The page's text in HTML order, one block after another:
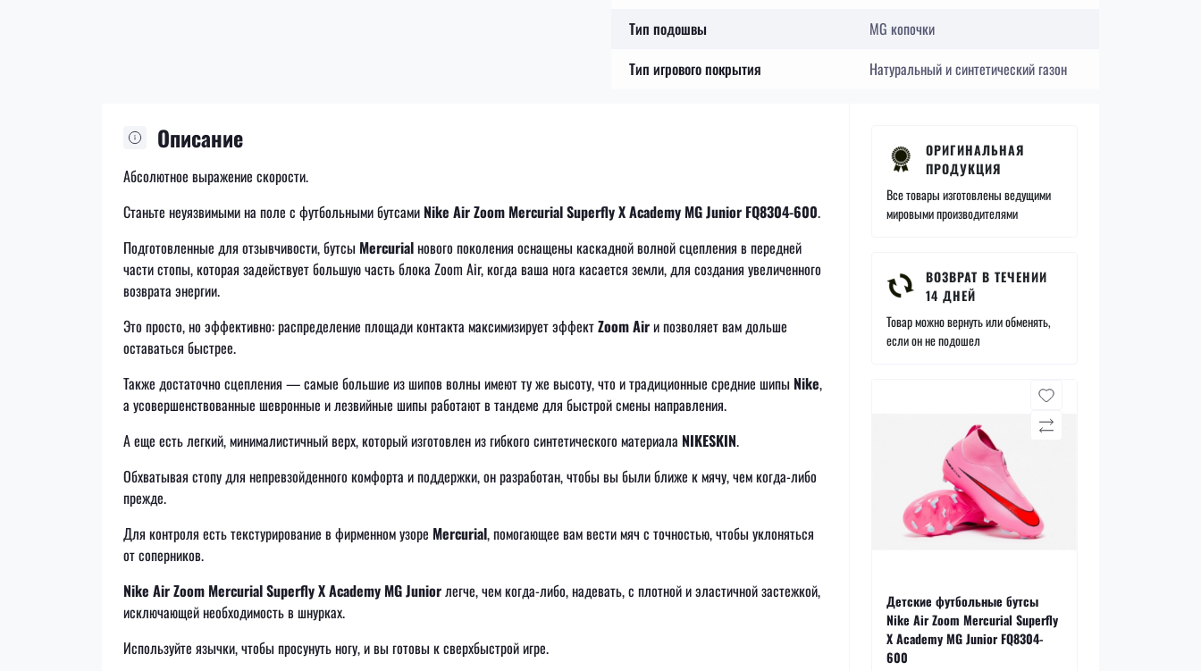
Тип подошвы
MG копочки
Тип игрового покрытия
Натуральный и синтетический газон
Описание
Абсолютное выражение скорости.
Станьте неуязвимыми на поле с футбольными бутсами Nike Air Zoom Mercurial Superfly X Academy MG Junior FQ8304-600.
Подготовленные для отзывчивости, бутсы Mercurialнового поколения оснащены каскадной волной сцепления в передней
части стопы, которая задействует большую часть блока Zoom Air, когда ваша нога касается земли, для создания увеличенного
возврата энергии.
Это просто, но эффективно: распределение площади контакта максимизирует эффектZoom Airи позволяет вам дольше
оставаться быстрее.
Также достаточно сцепления — самые большие из шипов волны имеют ту же высоту, что и традиционные средние шипы Nike,
а усовершенствованные шевронные и лезвийные шипы работают в тандеме для быстрой смены направления.
А еще есть легкий, минималистичный верх, который изготовлен из гибкого синтетического материала NIKESKIN.
Обхватывая стопу для непревзойденного комфорта и поддержки, он разработан, чтобы вы были ближе к мячу, чем когда-либо
прежде.
Для контроля есть текстурирование в фирменном узоре Mercurial, помогающее вам вести мяч с точностью, чтобы уклоняться
от соперников.
Nike Air Zoom Mercurial Superfly X Academy MG Juniorлегче, чем когда-либо, надевать, с плотной и эластичной застежкой,
исключающей необходимость в шнурках.
Используйте язычки, чтобы просунуть ногу, и вы готовы к сверхбыстрой игре.
ОРИГИНАЛЬНАЯ
ПРОДУКЦИЯ
Все товары изготовлены ведущими
мировыми производителями
ВОЗВРАТ В ТЕЧЕНИИ
14 ДНЕЙ
Товар можно вернуть или обменять,
если он не подошел
Детские футбольные бутсы
Nike Air Zoom Mercurial Superfly
X Academy MG Junior FQ8304-
600